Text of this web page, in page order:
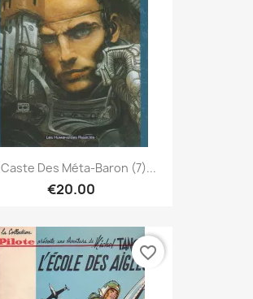
Caste Des Méta-Baron (7)...
€20.00
favorite_border